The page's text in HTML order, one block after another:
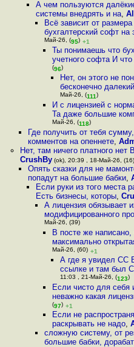
А чем пользуются
системы внедрять и на,
Всё зависит от
бухгалтерский софт на
Май-26, (95) +1
Ты понимаешь что
учетного софта И что
(96)
Нет, он этого не
бесконечно
Май-26, (111)
И с лицензией с
Та даже большие
Май-26, (118)
Где получить от тебя
комментов на опеннете,
Нет, там ничего платного нет
CrushBy(ok), 20:39 , 18-Май-26, (16)
Опять сказки для не
попадут на большие бабки,
Если руки из того места
Есть бизнесы, которы,
А лицензия обязывает
модифицированного
Май-26, (39)
В посте же
максимально
Май-26, (60) +1
А где я увидел CC
ссылке и там был
11:03 , 21-Май-26, (123)
Если чисто для себя
неважно какая
(97) +1
Если не
раскрывать не надо,
сложную систему, от
большие бабки,